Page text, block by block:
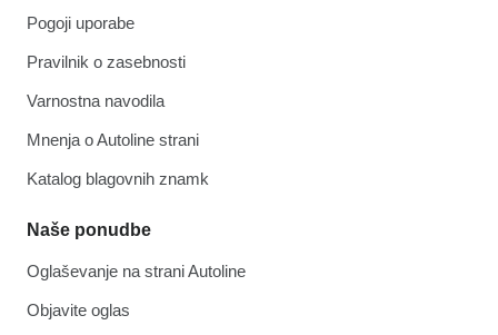
Pogoji uporabe
Pravilnik o zasebnosti
Varnostna navodila
Mnenja o Autoline strani
Katalog blagovnih znamk
Naše ponudbe
Oglaševanje na strani Autoline
Objavite oglas